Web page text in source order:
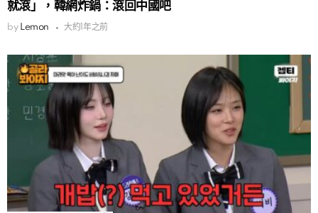
就滾」，韓網炸鍋：滾回中國吧
by Lemon 大約1年之前